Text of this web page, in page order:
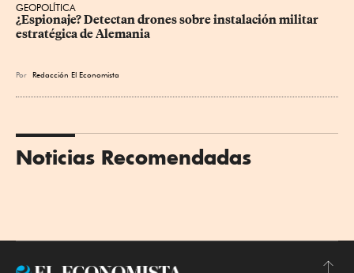
GEOPOLÍTICA
¿Espionaje? Detectan drones sobre instalación militar
estratégica de Alemania
Por Redacción El Economista
Noticias Recomendadas